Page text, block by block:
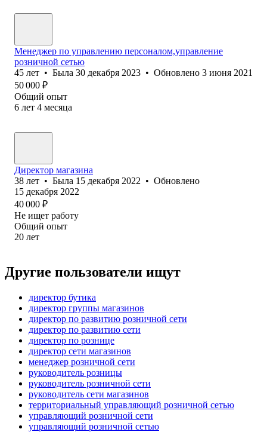
Менеджер по управлению персоналом,управление
розничной сетью
45 лет • Была 30 декабря 2023 • Обновлено 3 июня 2021
50 000 ₽
Общий опыт
6 лет 4 месяца
Директор магазина
38 лет • Была 15 декабря 2022 • Обновлено
15 декабря 2022
40 000 ₽
Не ищет работу
Общий опыт
20 лет
Другие пользователи ищут
директор бутика
директор группы магазинов
директор по развитию розничной сети
директор по развитию сети
директор по рознице
директор сети магазинов
менеджер розничной сети
руководитель розницы
руководитель розничной сети
руководитель сети магазинов
территориальный управляющий розничной сетью
управляющий розничной сети
управляющий розничной сетью